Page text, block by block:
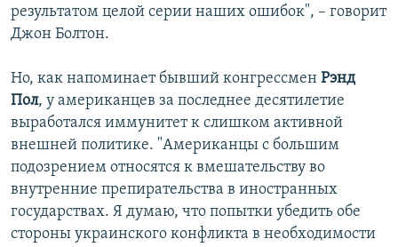
результатом целой серии наших ошибок", – говорит
Джон Болтон.
Но, как напоминает бывший конгрессмен Рэнд
Пол, у американцев за последнее десятилетие
выработался иммунитет к слишком активной
внешней политике. "Американцы с большим
подозрением относятся к вмешательству во
внутренние препирательства в иностранных
государствах. Я думаю, что попытки убедить обе
стороны украинского конфликта в необходимости